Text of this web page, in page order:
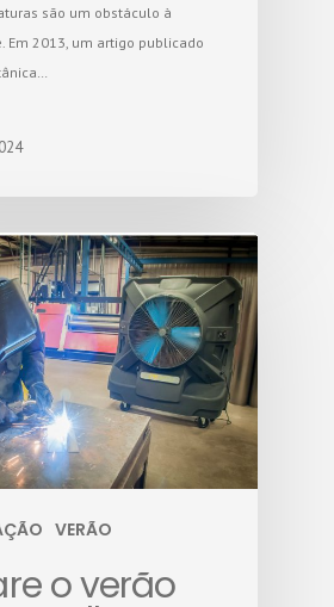
são um obstáculo à
Em 2013, um artigo publicado
VERÃO
o verão